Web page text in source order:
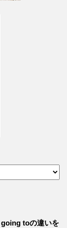
toの違いを